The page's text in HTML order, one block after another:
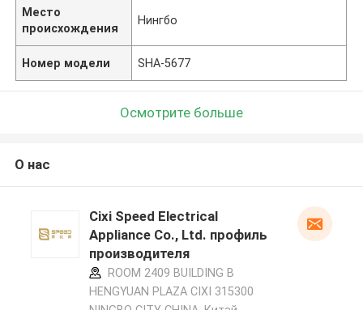
Место
происхождения
Нингбо
Номер модели SHA-5677
Осмотрите больше
О нас
Cixi Speed Electrical
Appliance Co., Ltd. профиль
производителя
ROOM 2409 BUILDING B
HENGYUAN PLAZA CIXI 315300